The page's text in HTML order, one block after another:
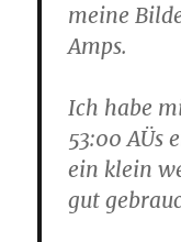
meine
Amps.
Ich habe
53:00 AÜs
ein klein
gut